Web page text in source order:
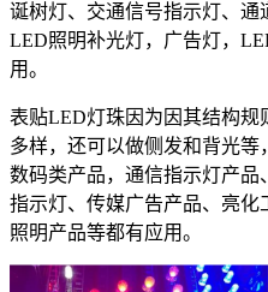
诞树灯、交通信号指示灯、通
LED照明补光灯，广告灯，
用。
表贴LED灯珠因为因其结构规
多样，还可以做侧发和背光等
数码类产品，通信指示灯产
指示灯、传媒广告产品、亮
照明产品等都有应用。